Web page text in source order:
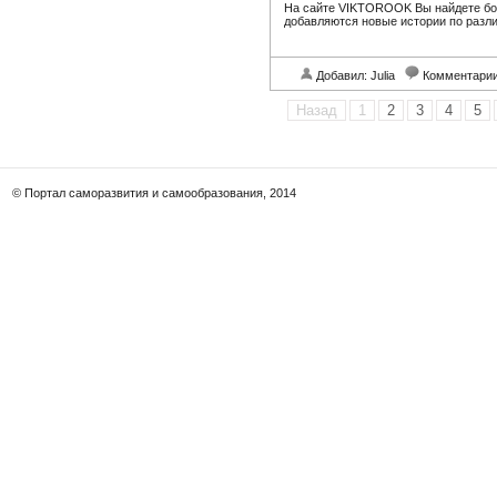
На сайте VIKTOROOK Вы найдете
добавляются новые истории по
Добавил: Julia
Назад 1 2 3 4 5
© Портал саморазвития и самообразования, 2014